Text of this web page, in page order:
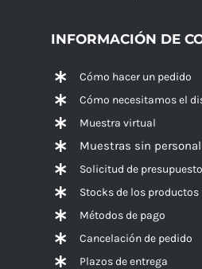
INFORMACIÓN DE
Cómo hacer un pedido
Cómo necesitamos el
Muestra virtual
Muestras sin
Solicitud de presupuesto
Stocks de los productos
Métodos de pago
Cancelación de pedido
Plazos de entrega